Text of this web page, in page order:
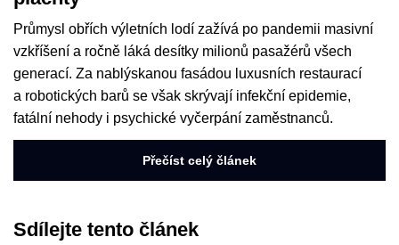
Průmysl obřích výletních lodí zažívá po pandemii masivní
vzkříšení a ročně láká desítky milionů pasažérů všech
generací. Za nablýskanou fasádou luxusních restaurací
a robotických barů se však skrývají infekční epidemie,
fatální nehody i psychické vyčerpání zaměstnanců.
Přečíst celý článek
Sdílejte tento článek